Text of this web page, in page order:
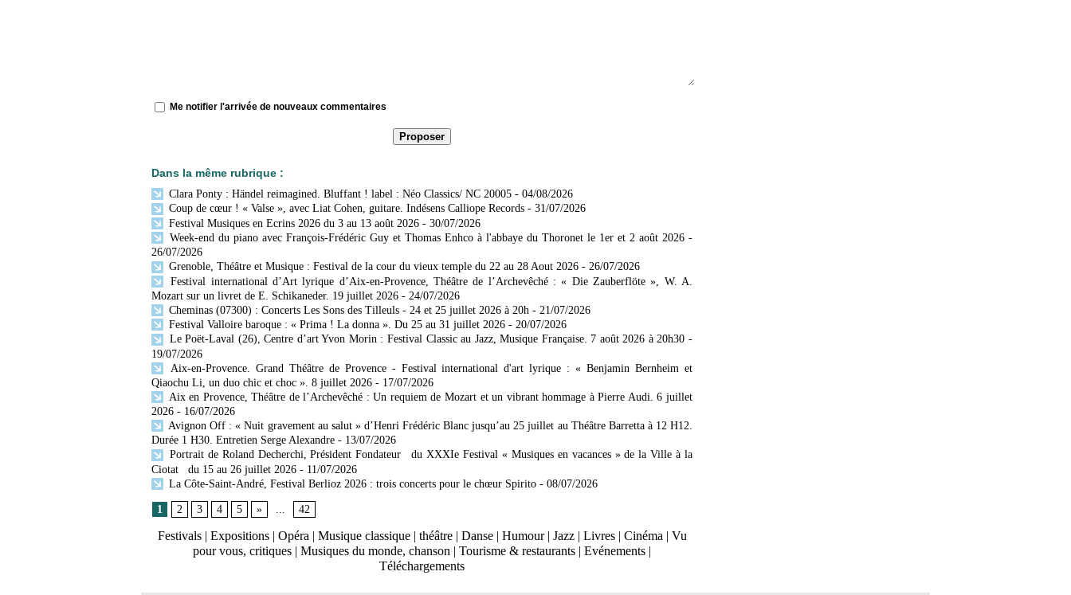
Me notifier l'arrivée de nouveaux commentaires
Dans la même rubrique :
Clara Ponty : Händel reimagined. Bluffant ! label : Néo Classics/ NC 20005 - 04/08/2026
Coup de cœur ! « Valse », avec Liat Cohen, guitare. Indésens Calliope Records - 31/07/2026
Festival Musiques en Ecrins 2026 du 3 au 13 août 2026 - 30/07/2026
Week-end du piano avec François-Frédéric Guy et Thomas Enhco à l'abbaye du Thoronet le 1er et 2 août 2026 -
26/07/2026
Grenoble, Théâtre et Musique : Festival de la cour du vieux temple du 22 au 28 Aout 2026 - 26/07/2026
Festival international d’Art lyrique d’Aix-en-Provence, Théâtre de l’Archevêché : « Die Zauberflöte », W. A.
Mozart sur un livret de E. Schikaneder. 19 juillet 2026 - 24/07/2026
Cheminas (07300) : Concerts Les Sons des Tilleuls - 24 et 25 juillet 2026 à 20h - 21/07/2026
Festival Valloire baroque : « Prima ! La donna ». Du 25 au 31 juillet 2026 - 20/07/2026
Le Poët-Laval (26), Centre d’art Yvon Morin : Festival Classic au Jazz, Musique Française. 7 août 2026 à 20h30 -
19/07/2026
Aix-en-Provence. Grand Théâtre de Provence - Festival international d'art lyrique : « Benjamin Bernheim et
Qiaochu Li, un duo chic et choc ». 8 juillet 2026 - 17/07/2026
Aix en Provence, Théâtre de l’Archevêché : Un requiem de Mozart et un vibrant hommage à Pierre Audi. 6 juillet
2026 - 16/07/2026
Avignon Off : « Nuit gravement au salut » d’Henri Frédéric Blanc jusqu’au 25 juillet au Théâtre Barretta à 12 H12.
Durée 1 H30. Entretien Serge Alexandre - 13/07/2026
Portrait de Roland Decherchi, Président Fondateur du XXXIe Festival « Musiques en vacances » de la Ville à la
Ciotat du 15 au 26 juillet 2026 - 11/07/2026
La Côte-Saint-André, Festival Berlioz 2026 : trois concerts pour le chœur Spirito - 08/07/2026
1 2 3 4 5 » ... 42
Festivals | Expositions | Opéra | Musique classique | théâtre | Danse | Humour | Jazz | Livres | Cinéma | Vu
pour vous, critiques | Musiques du monde, chanson | Tourisme & restaurants | Evénements |
Téléchargements